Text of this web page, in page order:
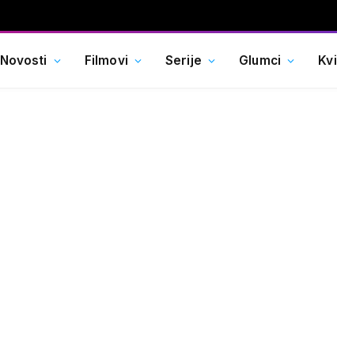
Novosti Filmovi Serije Glumci